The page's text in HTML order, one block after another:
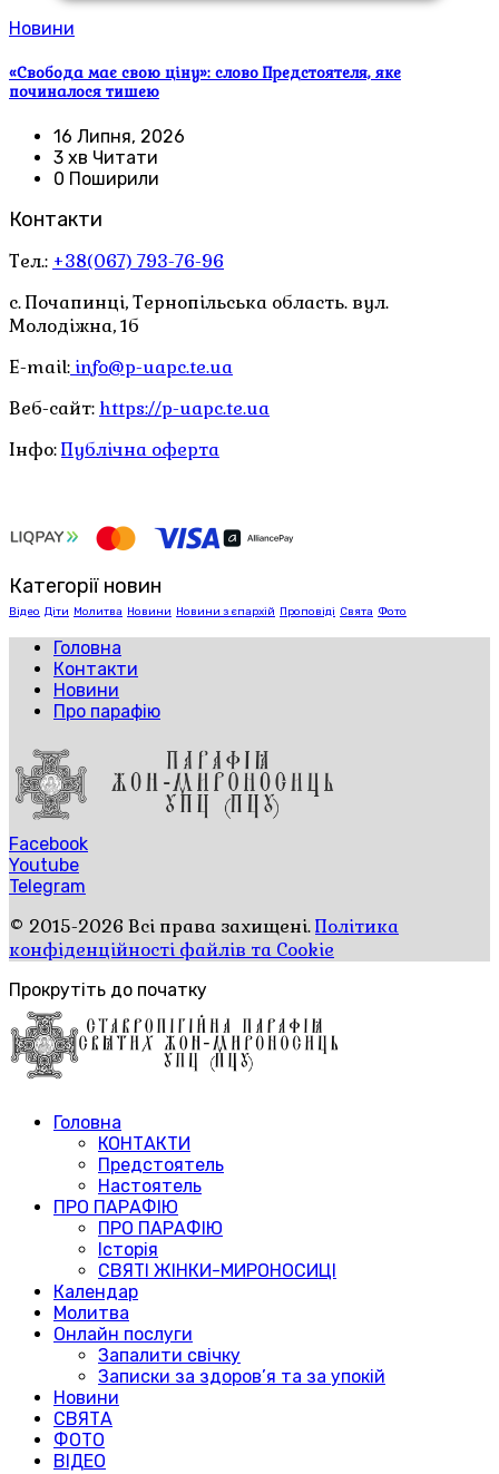
Новини
«Свобода має свою ціну»: слово Предстоятеля, яке
починалося тишею
16 Липня, 2026
3 хв Читати
0 Поширили
Контакти
Тел.: +38(067) 793-76-96
с. Почапинці, Тернопільська область. вул.
Молодіжна, 1б
E-mail: info@p-uapc.te.ua
Веб-сайт: https://p-uapc.te.ua
Інфо:Публічна оферта
Категорії новин
Відео Діти Молитва Новини Новини з єпархій Проповіді Свята Фото
Головна
Контакти
Новини
Про парафію
Facebook
Youtube
Telegram
© 2015-2026 Всі права захищені.Політика
конфіденційності файлів та Cookie
Прокрутіть до початку
Головна
КОНТАКТИ
Предстоятель
Настоятель
ПРО ПАРАФІЮ
ПРО ПАРАФІЮ
Історія
СВЯТІ ЖІНКИ-МИРОНОСИЦІ
Календар
Молитва
Онлайн послуги
Запалити свічку
Записки за здоров’я та за упокій
Новини
СВЯТА
ФОТО
ВІДЕО